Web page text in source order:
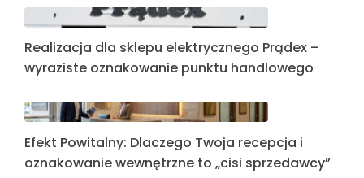
Realizacja dla sklepu elektrycznego Prądex –
wyraziste oznakowanie punktu handlowego
Efekt Powitalny: Dlaczego Twoja recepcja i
oznakowanie wewnętrzne to „cisi sprzedawcy”